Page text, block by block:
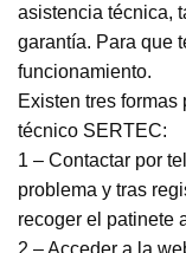
asistencia técnica,
garantía. Para que
funcionamiento.
Existen tres
técnico SERTEC:
1 – Contactar por
problema y tras
recoger el patinete
2 – Acceder a la